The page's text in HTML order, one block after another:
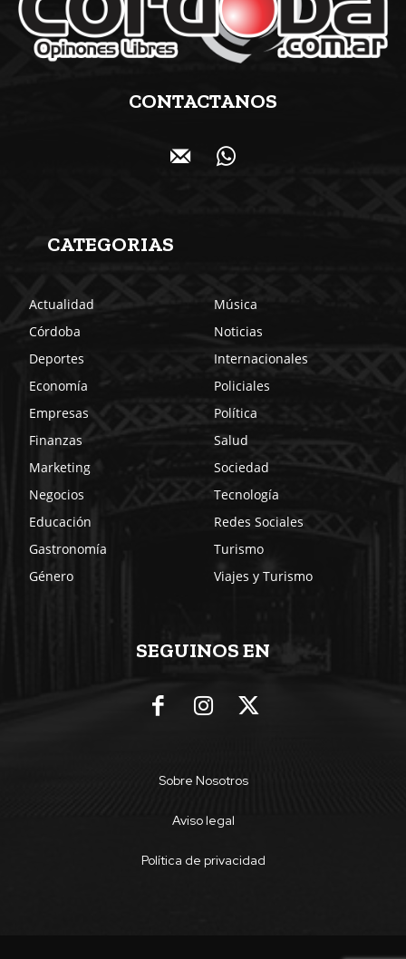
CONTACTANOS
CATEGORIAS
Actualidad
Córdoba
Deportes
Economía
Empresas
Finanzas
Marketing
Negocios
Educación
Gastronomía
Género
Música
Noticias
Internacionales
Policiales
Política
Salud
Sociedad
Tecnología
Redes Sociales
Turismo
Viajes y Turismo
SEGUINOS EN
Sobre Nosotros
Aviso legal
Política de privacidad